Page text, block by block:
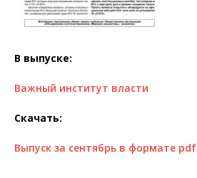
В выпуске:
Важный институт власти
Скачать:
Выпуск за сентябрь в формате pdf